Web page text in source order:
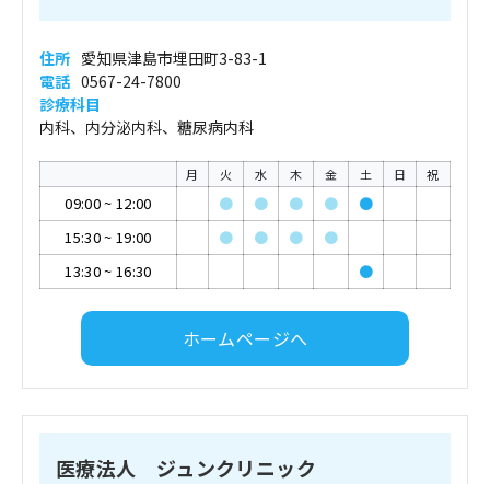
住所 愛知県津島市埋田町3-83-1
電話 0567-24-7800
診療科目
内科、内分泌内科、糖尿病内科
月 火 水 木 金 土 日 祝
09:00~ 12:00 ● ● ● ●
●
15:30~ 19:00 ● ● ●
●
13:30~ 16:30 ●
ホームページへ
医療法人 ジュンクリニック